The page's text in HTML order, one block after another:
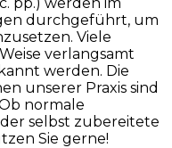
durchgeführt, um
Viele
verlangsamt
werden. Die
unserer Praxis sind
normale
selbst zubereitete
Sie gerne!